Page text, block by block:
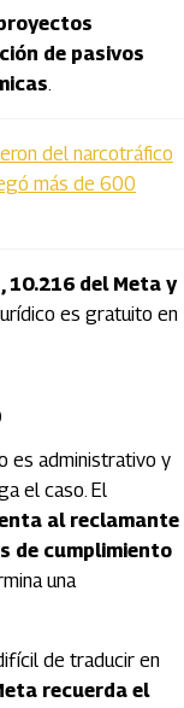
de pasivos
.
del narcotráfico
más de 600
10.216 del Meta y
es gratuito en
es administrativo y
el caso. El
al reclamante
de cumplimiento
una
de traducir en
recuerda el